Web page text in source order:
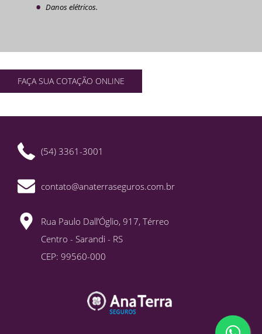
Danos elétricos.
FAÇA SUA COTAÇÃO ONLINE
(54) 3361-3001
contato@anaterraseguros.com.br
Rua Paulo Dall’Óglio, 917, Térreo
Centro - Sarandi - RS
CEP: 99560-000